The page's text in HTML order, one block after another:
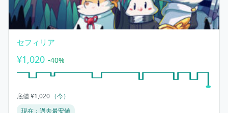
セフィリア
¥1,020 -40%
底値 ¥1,020 （今）
現在：過去最安値